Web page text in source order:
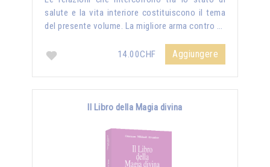
salute e la vita interiore costituiscono il tema
del presente volume. La migliore arma contro …
14.00CHF Aggiungere
Il Libro della Magia divina